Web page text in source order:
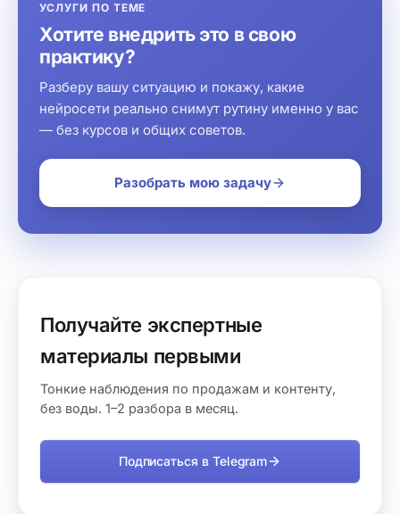
УСЛУГИ ПО ТЕМЕ
Хотите внедрить это в свою
практику?
Разберу вашу ситуацию и покажу, какие
нейросети реально снимут рутину именно у вас
— без курсов и общих советов.
Разобрать мою задачу
Получайте экспертные
материалы первыми
Тонкие наблюдения по продажам и контенту,
без воды. 1–2 разбора в месяц.
Подписаться в Telegram